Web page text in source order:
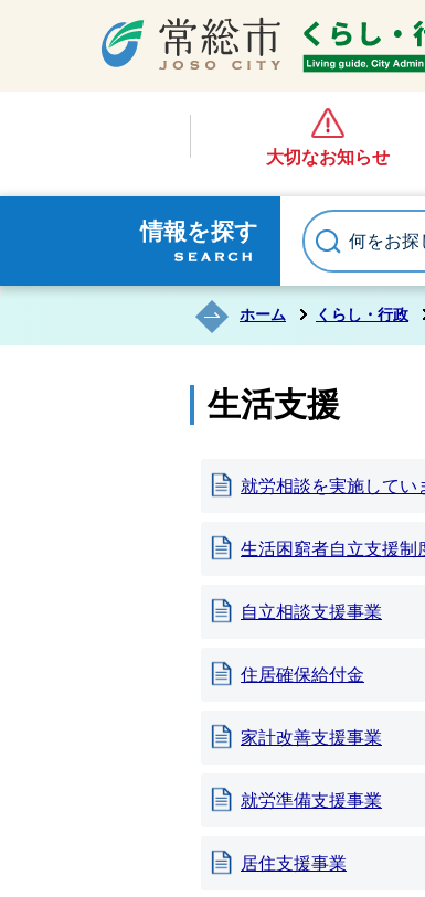
大切なお知らせ
情報を探す
ホーム くらし・行政
生活支援
就労相談を実施してい
生活困窮者自立支援制
自立相談支援事業
住居確保給付金
家計改善支援事業
就労準備支援事業
居住支援事業